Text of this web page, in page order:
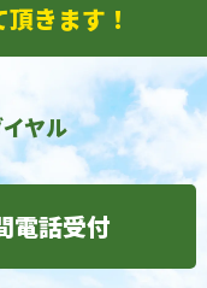
きます！
ヤル
電話受付